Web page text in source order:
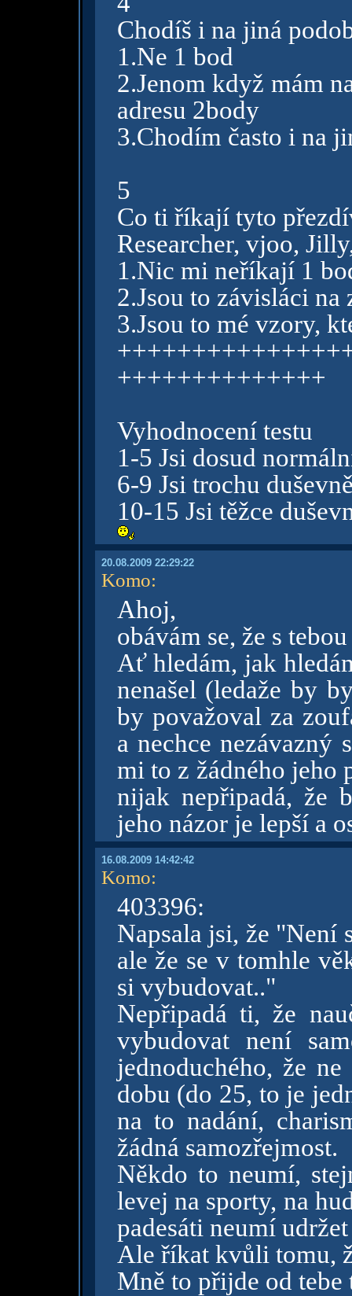
Chodíš i na jiná
1.Ne 1 bod
2.Jenom když mám
adresu 2body
3.Chodím často i na
5
Co ti říkají tyto
Researcher, vjoo,
1.Nic mi neříkají 1
2.Jsou to závisláci
3.Jsou to mé vzory,
++++++++++++++
Vyhodnocení testu
1-5 Jsi dosud
6-9 Jsi trochu
10-15 Jsi těžce
20.08.2009 22:29:22
Komo:
Ahoj,
obávám se, že s
Ať hledám, jak
nenašel (ledaže by
by považoval za
a nechce nezávazný
mi to z žádného jeho
nijak nepřipadá, že
jeho názor je lepší a
16.08.2009 14:42:42
Komo:
403396:
Napsala jsi, že "Není
ale že se v tomhle
si vybudovat.."
Nepřipadá ti, že
vybudovat není
jednoduchého, že
dobu (do 25, to je
na to nadání,
žádná samozřejmost.
Někdo to neumí,
levej na sporty, na
padesáti neumí
Ale říkat kvůli tomu,
Mně to přijde od